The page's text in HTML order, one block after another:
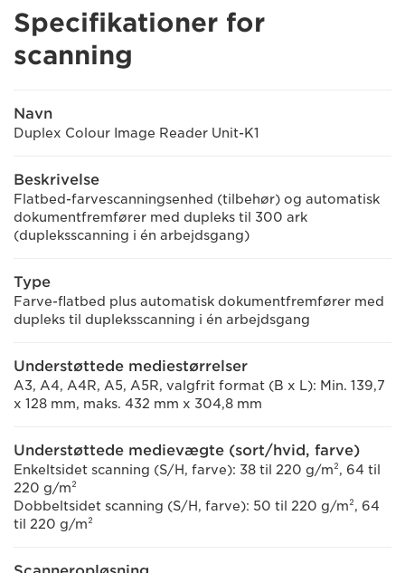
Specifikationer for
scanning
Navn
Duplex Colour Image Reader Unit-K1
Beskrivelse
Flatbed-farvescanningsenhed (tilbehør) og automatisk
dokumentfremfører med dupleks til 300 ark
(dupleksscanning i én arbejdsgang)
Type
Farve-flatbed plus automatisk dokumentfremfører med
dupleks til dupleksscanning i én arbejdsgang
Understøttede mediestørrelser
A3, A4, A4R, A5, A5R, valgfrit format (B x L): Min. 139,7
x 128 mm, maks. 432 mm x 304,8 mm
Understøttede medievægte (sort/hvid, farve)
Enkeltsidet scanning (S/H, farve): 38 til 220 g/m², 64 til
220 g/m²
Dobbeltsidet scanning (S/H, farve): 50 til 220 g/m², 64
til 220 g/m²